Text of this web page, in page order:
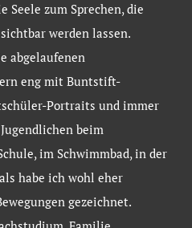
Seele zum Sprechen, die
werden lassen.
abgelaufenen
eng mit Buntstift-
Portraits und immer
beim
im Schwimmbad, in der
habe ich wohl eher
gezeichnet.